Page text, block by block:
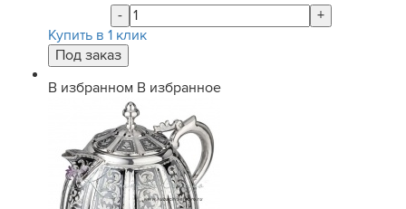
-
+
Купить в 1 клик
В избранном В избранное